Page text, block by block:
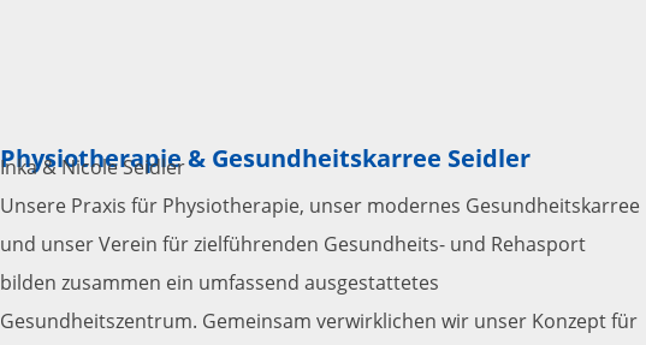
Physiotherapie & Gesundheitskarree Seidler
Inka & Nicole Seidler
Unsere Praxis für Physiotherapie, unser modernes Gesundheitskarree
und unser Verein für zielführenden Gesundheits- und Rehasport
bilden zusammen ein umfassend ausgestattetes
Gesundheitszentrum. Gemeinsam verwirklichen wir unser Konzept für